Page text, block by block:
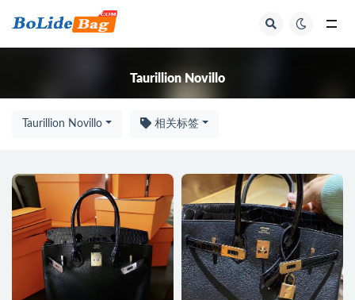
Taurillion Novillo
Taurillion Novillo 相关标签